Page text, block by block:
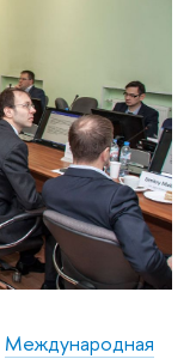
Международная